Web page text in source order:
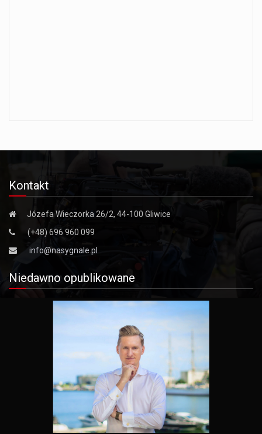
Kontakt
Józefa Wieczorka 26/2, 44-100 Gliwice
(+48) 696 960 099
info@nasygnale.pl
Niedawno opublikowane